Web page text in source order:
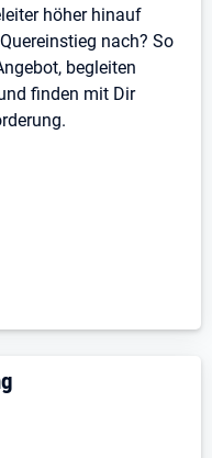
und
Tester
Protokolle
und C++
höher hinauf
nach? So
begleiten
finden mit Dir